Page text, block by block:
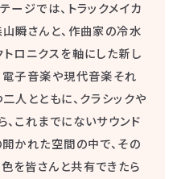
ージでは、トラックメイカ
瞬さんと、作曲家の冷水
ロニクスを軸にした新し
電子音楽や現代音楽それ
人とともに、クラシックや
これまでにないサウンド
かれた空間の中で、その
を皆さんと共有できたら